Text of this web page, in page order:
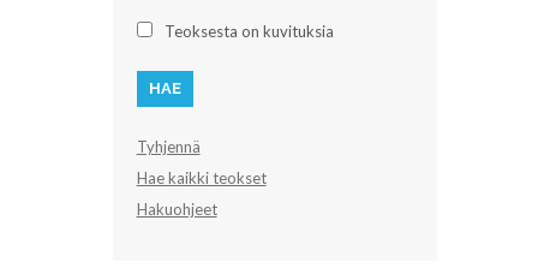
Teoksesta on kuvituksia
Tyhjennä
Hae kaikki teokset
Hakuohjeet